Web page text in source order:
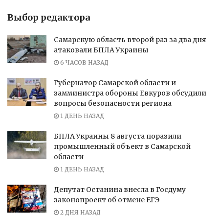
Выбор редактора
Самарскую область второй раз за два дня
атаковали БПЛА Украины
6 ЧАСОВ НАЗАД
Губернатор Самарской области и
замминистра обороны Евкуров обсудили
вопросы безопасности региона
1 ДЕНЬ НАЗАД
БПЛА Украины 8 августа поразили
промышленный объект в Самарской
области
1 ДЕНЬ НАЗАД
Депутат Останина внесла в Госдуму
законопроект об отмене ЕГЭ
2 ДНЯ НАЗАД